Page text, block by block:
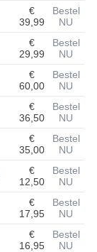
€
39,99
Bestel
NU
€
29,99
Bestel
NU
€
60,00
Bestel
NU
€
36,50
Bestel
NU
€
35,00
Bestel
NU
€
12,50
Bestel
NU
€
17,95
Bestel
NU
€
16,95
Bestel
NU